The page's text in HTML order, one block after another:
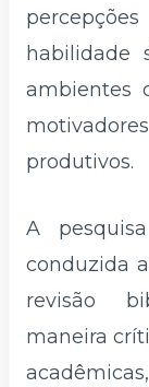
habilidade
ambientes
produtivos.
A
conduzida
revisão
maneira